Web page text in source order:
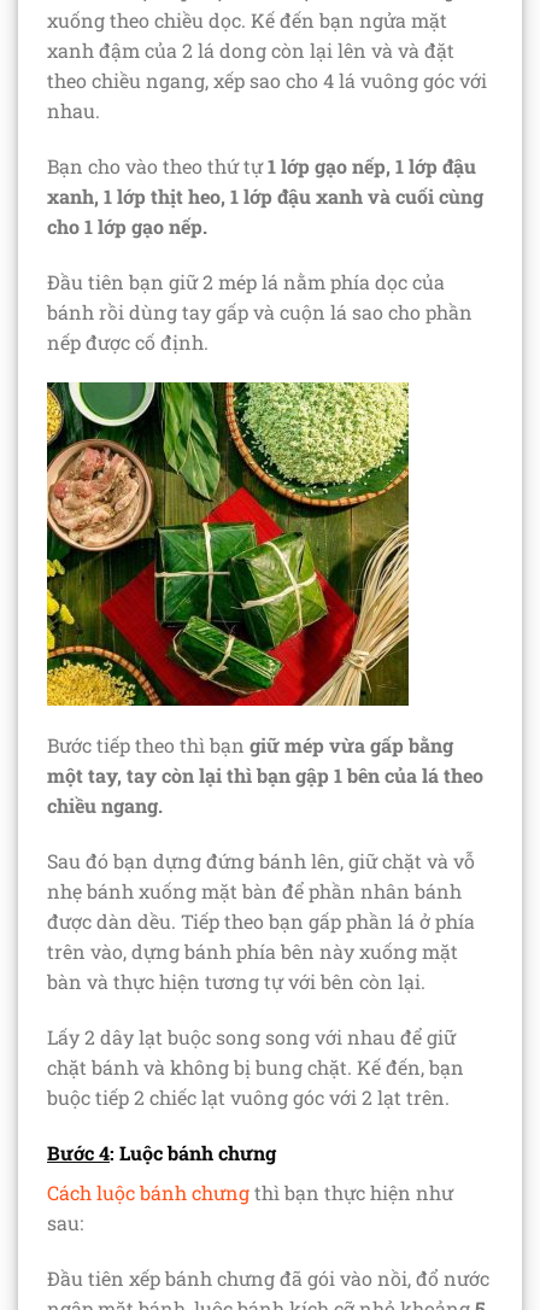
xuống theo chiều dọc. Kế đến bạn ngửa mặt
xanh đậm của 2 lá dong còn lại lên và và đặt
theo chiều ngang, xếp sao cho 4 lá vuông góc với
nhau.
Bạn cho vào theo thứ tự1 lớp gạo nếp, 1 lớp đậu
xanh, 1 lớp thịt heo, 1 lớp đậu xanh và cuối cùng
cho 1 lớp gạo nếp.
Đầu tiên bạn giữ 2 mép lá nằm phía dọc của
bánh rồi dùng tay gấp và cuộn lá sao cho phần
nếp được cố định.
Bước tiếp theo thì bạn giữ mép vừa gấp bằng
một tay, tay còn lại thì bạn gập 1 bên của lá theo
chiều ngang.
Sau đó bạn dựng đứng bánh lên, giữ chặt và vỗ
nhẹ bánh xuống mặt bàn để phần nhân bánh
được dàn dều. Tiếp theo bạn gấp phần lá ở phía
trên vào, dựng bánh phía bên này xuống mặt
bàn và thực hiện tương tự với bên còn lại.
Lấy 2 dây lạt buộc song song với nhau để giữ
chặt bánh và không bị bung chặt. Kế đến, bạn
buộc tiếp 2 chiếc lạt vuông góc với 2 lạt trên.
Bước 4: Luộc bánh chưng
Cách luộc bánh chưngthì bạn thực hiện như
sau:
Đầu tiên xếp bánh chưng đã gói vào nồi, đổ nước